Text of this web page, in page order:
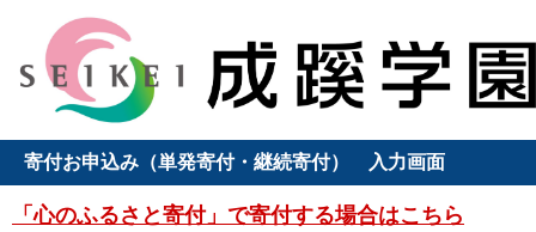
寄付お申込み（単発寄付・継続寄付） 入力画面
「心のふるさと寄付」で寄付する場合はこちら